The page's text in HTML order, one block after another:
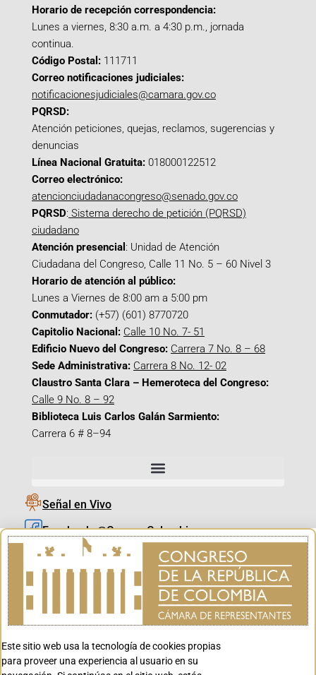
Horario de recepción correspondencia:
Lunes a viernes, 8:30 a.m. a 4:30 p.m., jornada
continua.
Código Postal: 111711
Correo notificaciones judiciales:
notificacionesjudiciales@camara.gov.co
PQRSD:
Atención peticiones, quejas, reclamos, sugerencias y
denuncias
Línea Nacional Gratuita: 018000122512
Correo electrónico:
atencionciudadanacongreso@senado.gov.co
PQRSD: Sistema derecho de petición (PQRSD)
ciudadano
Atención presencial : Unidad de Atención
Ciudadana del Congreso, Calle 11 No. 5 – 60 Nivel 3
Horario de atención al público:
Lunes a Viernes de 8:00 am a 5:00 pm
Conmutador: (+57) (601) 8770720
Capitolio Nacional: Calle 10 No. 7- 51
Edificio Nuevo del Congreso: Carrera 7 No. 8 – 68
Sede Administrativa: Carrera 8 No. 12- 02
Claustro Santa Clara – Hemeroteca del Congreso:
Calle 9 No. 8 – 92
Biblioteca Luis Carlos Galán Sarmiento:
Carrera 6 # 8–94
Señal en Vivo
Facebook_@CamaraColombia
Instagram_@CamaraColombia
X_@CamaraColombia
Youtube_@CamaraColombia
Youtube_@CanalCongreso
Este sitio web usa la tecnología de cookies propias
para proveer una experiencia al usuario en su